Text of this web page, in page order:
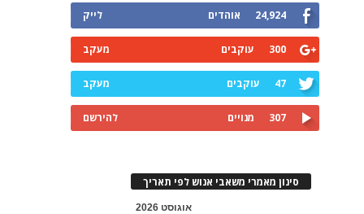
24,924 אוהדים לייק
300 עוקבים מעקב
47 עוקבים מעקב
307 מנויים להירשם
סינון מאמרי משאבי אנוש לפי תאריך
אוגוסט 2026